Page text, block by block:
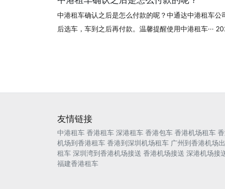
中港租车确认之后是怎么付款的呢？中通达中港租车公
后选车，车到之后再付款。温馨提醒使用中港租车···
友情链接
中港租车 香港租车 深港租车 香港包车 香港机场租车
机场到香港租车 香港到深圳机场租车 广州到香港机场
租车 深圳湾到香港机场接送 香港机场接送 深港机场接
福建香港租车